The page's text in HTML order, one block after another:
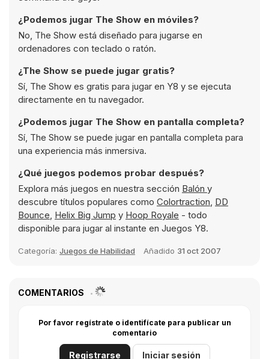
¿Podemos jugar The Show en móviles?
No, The Show está diseñado para jugarse en
ordenadores con teclado o ratón.
¿The Show se puede jugar gratis?
Sí, The Show es gratis para jugar en Y8 y se ejecuta
directamente en tu navegador.
¿Podemos jugar The Show en pantalla completa?
Sí, The Show se puede jugar en pantalla completa para
una experiencia más inmersiva.
¿Qué juegos podemos probar después?
Explora más juegos en nuestra sección Balón y
descubre títulos populares como Colortraction, DD
Bounce, Helix Big Jump y Hoop Royale - todo
disponible para jugar al instante en Juegos Y8.
Categoría: Juegos de Habilidad Añadido 31 oct 2007
COMENTARIOS
Por favor regístrate o identifícate para publicar un
comentario
Registrarse Iniciar sesión